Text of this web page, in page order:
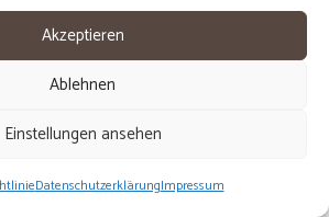
Akzeptieren
Ablehnen
Einstellungen ansehen
DatenschutzerklärungImpressum
Impressum
|
Datenschutz